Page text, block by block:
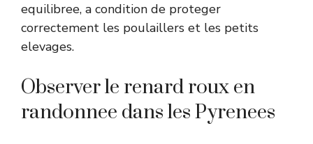
equilibree, a condition de proteger
correctement les poulaillers et les petits
elevages.
Observer le renard roux en
randonnee dans les Pyrenees